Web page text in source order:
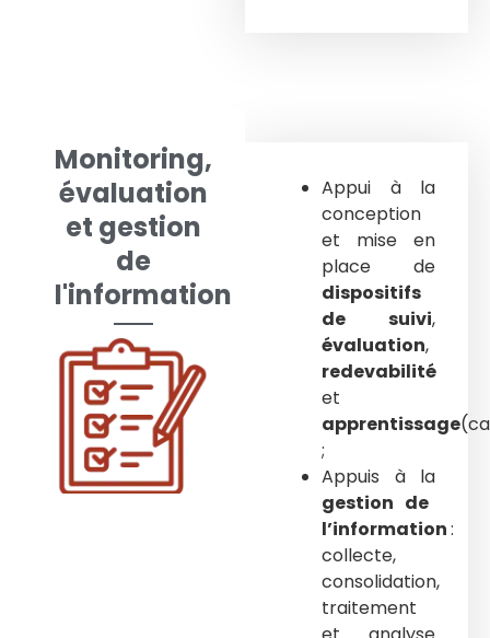
Monitoring,
évaluation
et gestion
de
l'information
Appui à la
conception
et mise en
place de
dispositifs
de suivi,
évaluation,
redevabilité
et
apprentissage
;
Appuis à la
gestion de
l’information:
collecte,
consolidation,
traitement